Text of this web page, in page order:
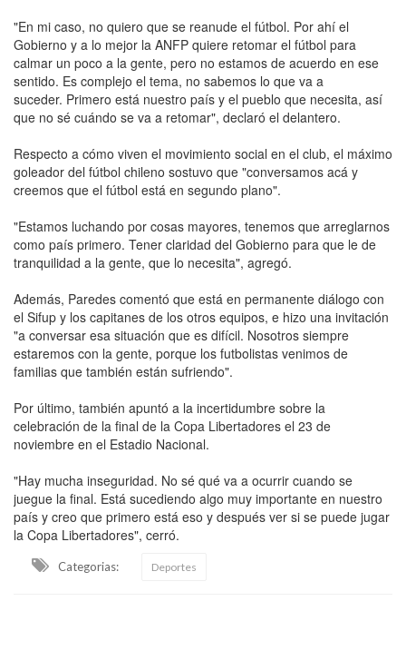
"En mi caso, no quiero que se reanude el fútbol. Por ahí el
Gobierno y a lo mejor la ANFP quiere retomar el fútbol para
calmar un poco a la gente, pero no estamos de acuerdo en ese
sentido. Es complejo el tema, no sabemos lo que va a
suceder. Primero está nuestro país y el pueblo que necesita, así
que no sé cuándo se va a retomar", declaró el delantero.
Respecto a cómo viven el movimiento social en el club, el máximo
goleador del fútbol chileno sostuvo que "conversamos acá y
creemos que el fútbol está en segundo plano".
"Estamos luchando por cosas mayores, tenemos que arreglarnos
como país primero. Tener claridad del Gobierno para que le de
tranquilidad a la gente, que lo necesita", agregó.
Además, Paredes comentó que está en permanente diálogo con
el Sifup y los capitanes de los otros equipos, e hizo una invitación
"a conversar esa situación que es difícil. Nosotros siempre
estaremos con la gente, porque los futbolistas venimos de
familias que también están sufriendo".
Por último, también apuntó a la incertidumbre sobre la
celebración de la final de la Copa Libertadores el 23 de
noviembre en el Estadio Nacional.
"Hay mucha inseguridad. No sé qué va a ocurrir cuando se
juegue la final. Está sucediendo algo muy importante en nuestro
país y creo que primero está eso y después ver si se puede jugar
la Copa Libertadores", cerró.
Categorias: Deportes